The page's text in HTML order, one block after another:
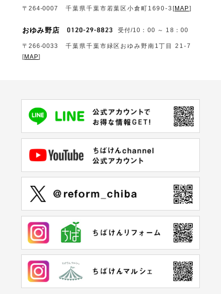
〒264-0007 千葉県千葉市若葉区小倉町1690‐3 [MAP]
おゆみ野店 受付/10：00 ～ 18：00
〒266-0033
千葉県千葉市緑区おゆみ野南1丁目 21-7
[MAP]